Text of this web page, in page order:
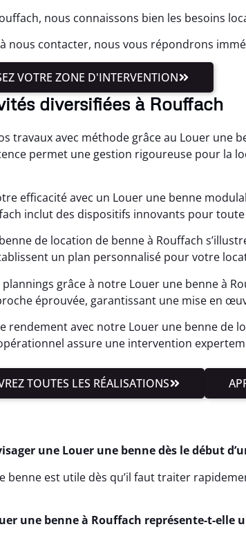
nous connaissons bien les besoins
à nous contacter, nous vous répondrons
VOTRE ZONE D'INTERVENTION
diversifiées à Rouffach
travaux avec méthode grâce au Louer une
permet une gestion rigoureuse pour la
efficacité avec un Louer une benne
inclut des dispositifs innovants pour toute
de location de benne à Rouffach
un plan personnalisé pour votre
grâce à notre Louer une benne à
éprouvée, garantissant une mise en
rendement avec notre Louer une benne de
assure une intervention
TOUTES LES RÉALISATIONS
une Louer une benne dès le début
benne est utile dès qu’il faut traiter
une benne à Rouffach représente-t-elle